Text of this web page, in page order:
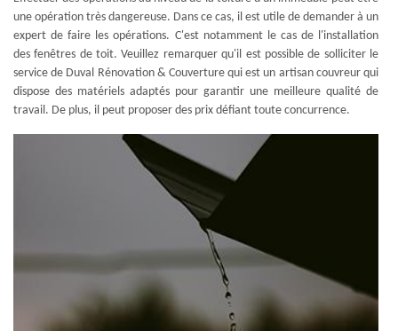
une opération très dangereuse. Dans ce cas, il est utile de demander à un
expert de faire les opérations. C'est notamment le cas de l'installation
des fenêtres de toit. Veuillez remarquer qu'il est possible de solliciter le
service de Duval Rénovation & Couverture qui est un artisan couvreur qui
dispose des matériels adaptés pour garantir une meilleure qualité de
travail. De plus, il peut proposer des prix défiant toute concurrence.